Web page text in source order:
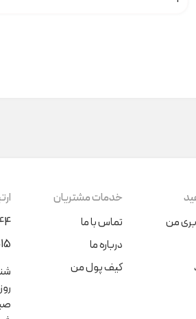
من
خدمات مشتریان
تماس با ما
درباره ما
کیف پول من